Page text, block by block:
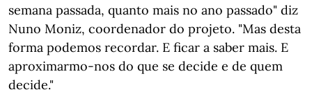
semana passada, quanto mais no ano passado" diz
Nuno Moniz, coordenador do projeto. "Mas desta
forma podemos recordar. E ficar a saber mais. E
aproximarmo-nos do que se decide e de quem
decide."